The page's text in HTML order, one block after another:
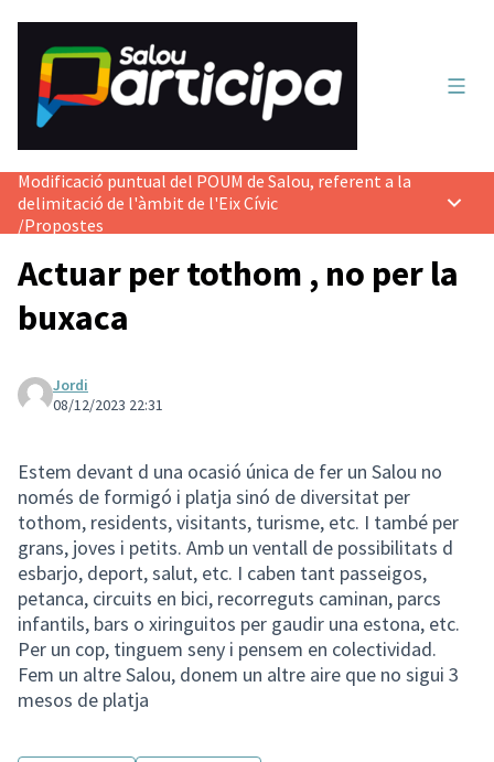
Modificació puntual del POUM de Salou, referent a la
delimitació de l'àmbit de l'Eix Cívic
/Propostes
Actuar per tothom , no per la
buxaca
Jordi
08/12/2023 22:31
Estem devant d una ocasió única de fer un Salou no
només de formigó i platja sinó de diversitat per
tothom, residents, visitants, turisme, etc. I també per
grans, joves i petits. Amb un ventall de possibilitats d
esbarjo, deport, salut, etc. I caben tant passeigos,
petanca, circuits en bici, recorreguts caminan, parcs
infantils, bars o xiringuitos per gaudir una estona, etc.
Per un cop, tinguem seny i pensem en colectividad.
Fem un altre Salou, donem un altre aire que no sigui 3
mesos de platja